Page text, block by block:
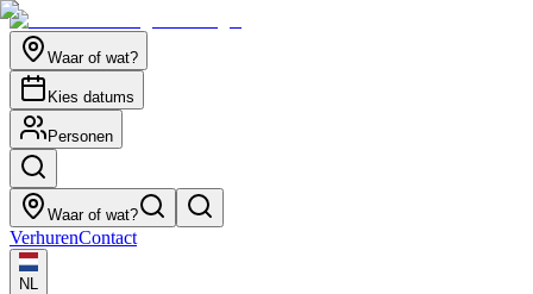
Waar of wat?
Kies datums
Personen
Waar of wat?
VerhurenContact
NL